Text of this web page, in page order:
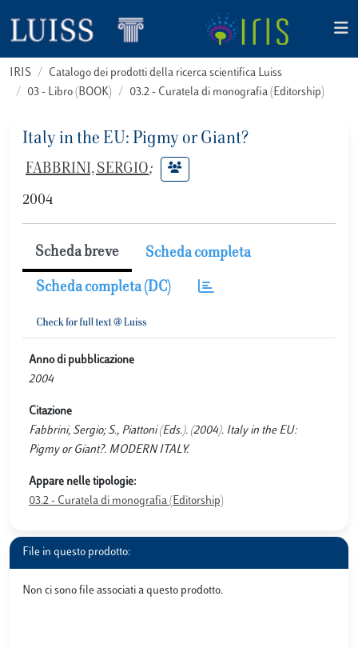
IRIS
Catalogo dei prodotti della ricerca scientifica Luiss
03 - Libro (BOOK)
03.2 - Curatela di monografia (Editorship)
Italy in the EU: Pigmy or Giant?
FABBRINI, SERGIO;
2004
Scheda breve Scheda completa
Scheda completa (DC)
Anno di pubblicazione
2004
Citazione
Fabbrini, Sergio; S., Piattoni (Eds.). (2004). Italy in the EU:
Pigmy or Giant?. MODERN ITALY.
Appare nelle tipologie:
03.2 - Curatela di monografia (Editorship)
File in questo prodotto:
Non ci sono file associati a questo prodotto.